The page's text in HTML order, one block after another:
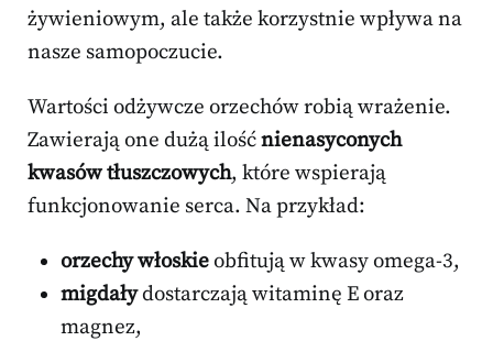
żywieniowym, ale także korzystnie wpływa na
nasze samopoczucie.
Wartości odżywcze orzechów robią wrażenie.
Zawierają one dużą ilośćnienasyconych
kwasów tłuszczowych, które wspierają
funkcjonowanie serca. Na przykład:
orzechy włoskieobfitują w kwasy omega-3,
migdałydostarczają witaminę E oraz
magnez,